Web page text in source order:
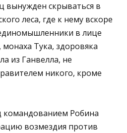
вынужден скрываться в
леса, где к нему вскоре
в лице
Тука, здоровяка
из Ганвелла, не
никого, кроме
командованием Робина
возмездия против